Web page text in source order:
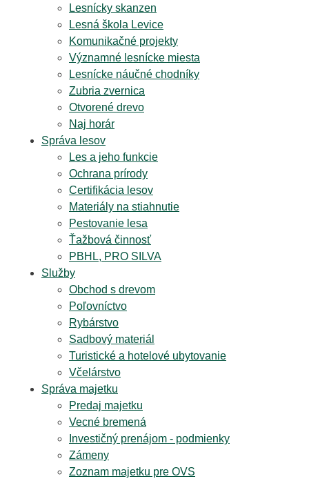
Lesnícky skanzen
Lesná škola Levice
Komunikačné projekty
Významné lesnícke miesta
Lesnícke náučné chodníky
Zubria zvernica
Otvorené drevo
Naj horár
Správa lesov
Les a jeho funkcie
Ochrana prírody
Certifikácia lesov
Materiály na stiahnutie
Pestovanie lesa
Ťažbová činnosť
PBHL, PRO SILVA
Služby
Obchod s drevom
Poľovníctvo
Rybárstvo
Sadbový materiál
Turistické a hotelové ubytovanie
Včelárstvo
Správa majetku
Predaj majetku
Vecné bremená
Investičný prenájom - podmienky
Zámeny
Zoznam majetku pre OVS